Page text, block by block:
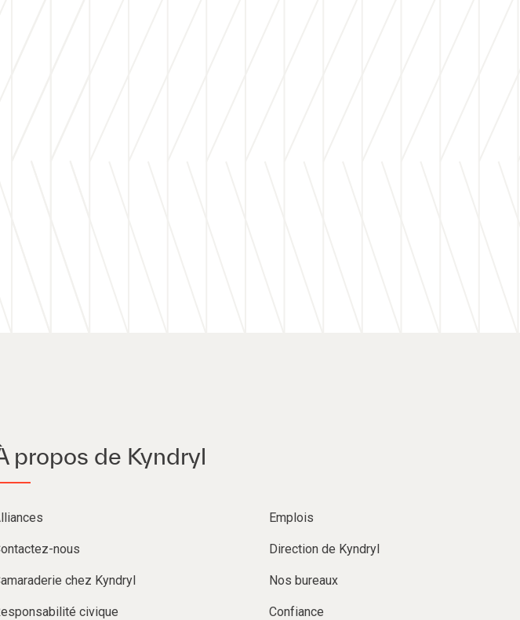
propos de Kyndryl
Emplois
nous Direction de Kyndryl
chez Kyndryl Nos bureaux
civique Confiance